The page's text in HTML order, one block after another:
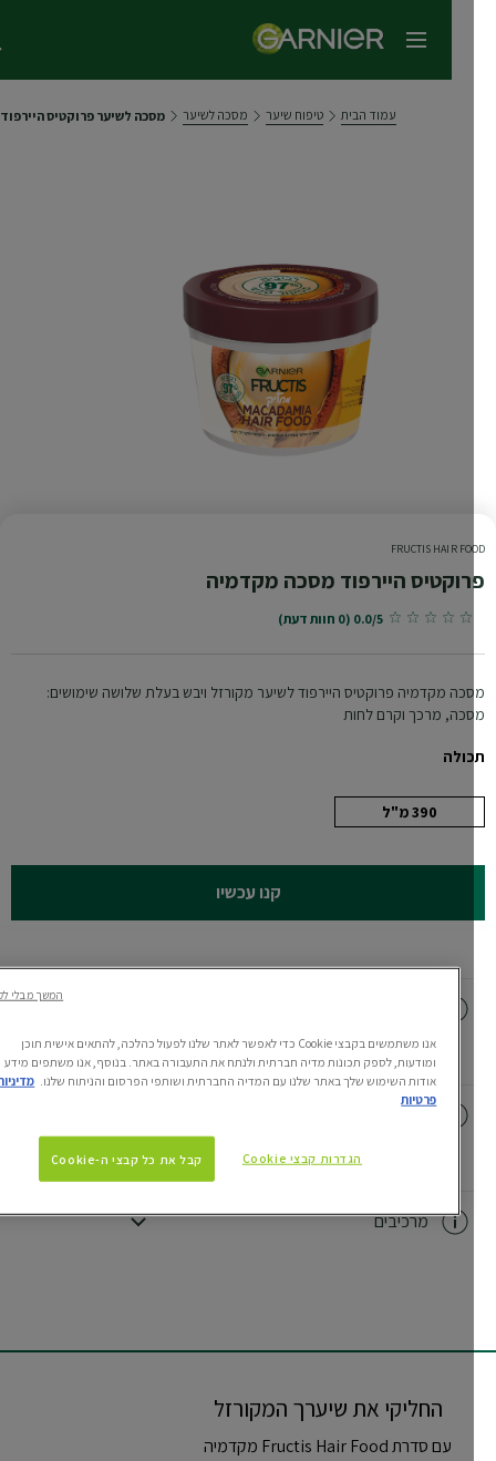
תפריט ראשי
עמוד הבית טיפוח שיער מסכה לשיער מסכה לשיער פרוקטיס היירפוד
FRUCTIS HAIR
היירפוד מסכה מקדמיה
0.0/5 (0 חוות דעת)
מקדמיה פרוקטיס היירפוד לשיער מקורזל ויבש בעלת שלושה שימושים:
מרכך וקרם לחות
390 מ"ל
קנו עכשיו
CLOSE SUBPANEL
CLOSE SUBPANEL
מרכיבים
החליקי את שיערך המקורזל
עם סדרת Fructis Hair Food מקדמיה
אנו משתמשים בקבצי Cookie כדי לאפשר לאתר שלנו לפעול כהלכה, להתאים אישית תוכן
ומודעות, לספק תכונות מדיה חברתית ולנתח את התעבורה באתר. בנוסף, אנו משתפים מידע
אודות השימוש שלך באתר שלנו עם המדיה החברתית ושותפי הפרסום והניתוח שלנו. מדיניות
פרטיות
הגדרות קבצי Cookie קבל את כל קבצי ה-Cookie
המשך מבלי לקבל